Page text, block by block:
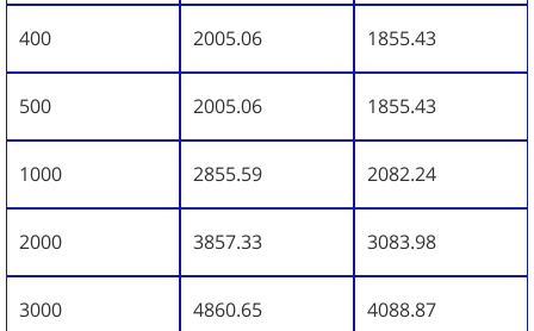
400 2005.06 1855.43
500 2005.06 1855.43
1000 2855.59 2082.24
2000 3857.33 3083.98
3000 4860.65 4088.87